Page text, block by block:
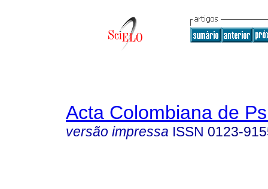
Acta Colombiana de
versão impressa ISSN 0123-